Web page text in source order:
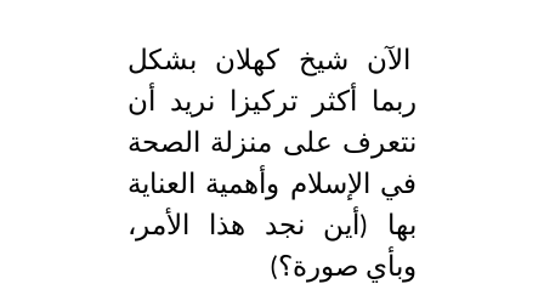
الآن شيخ كهلان بشكل
ربما أكثر تركيزا نريد أن
نتعرف على منزلة الصحة
في الإسلام وأهمية العناية
بها (أين نجد هذا الأمر،
وبأي صورة؟)